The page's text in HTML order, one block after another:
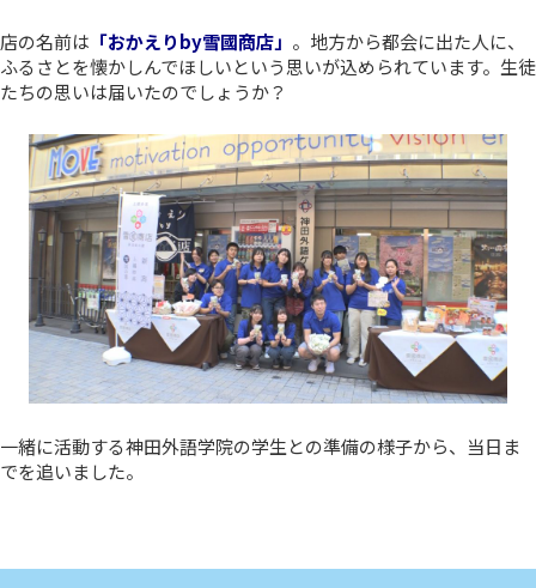
店の名前は 「おかえりby雪國商店」 。地方から都会に出た人に、
ふるさとを懐かしんでほしいという思いが込められています。生徒
たちの思いは届いたのでしょうか？
一緒に活動する神田外語学院の学生との準備の様子から、当日ま
でを追いました。